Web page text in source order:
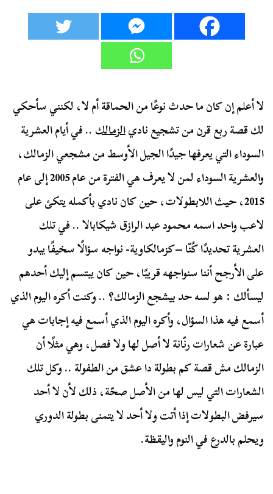
لا أعلم إن كان ما حدث نوعًا من الحماقة أم لا، لكنني سأحكي
لك قصة ربع قرن من تشجيع ناديالزمالك.. في أيام العشرية
السوداء التي يعرفها جيدًا الجيل الأوسط من مشجعي الزمالك،
والعشرية السوداء لمن لا يعرف هي الفترة من عام 2005 إلى عام
2015، حيث اللابطولات، حين كان نادي بأكمله يتكئ على
لاعب واحد اسمه محمود عبد الرازق شيكابالا .. في تلك
العشرية تحديدًا كُنّا –كزمالكاوية- نواجه سؤالًا سخيفًا يبدو
على الأرجح أننا سنواجهه قريبًا، حين كان يبتسم إليك أحدهم
ليسألك : هو لسه حد بيشجع الزمالك؟ .. وكنت أكره اليوم الذي
أسمع فيه هذا السؤال، وأكره اليوم الذي أسمع فيه إجابات هي
عبارة عن شعارات رنّانة لا أصل لها ولا فصل، وهي مثلًا أن
الزمالك مش قصة كم بطولة دا عشق من الطفولة .. وكل تلك
الشعارات التي ليس لها من الأصل صحّة، ذلك لأن لا أحد
سيرفض البطولات إذا أتت ولا أحد لا يتمنى بطولة الدوري
ويحلم بالدرع في النوم واليقظة.